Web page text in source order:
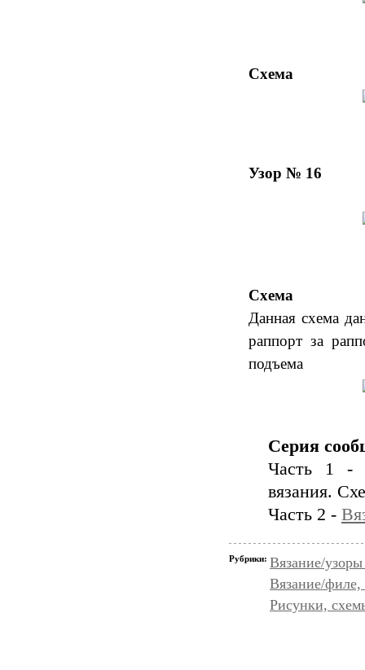
Схема
Узор № 16
Схема
Данная схема
раппорт за
подъема
Серия
Часть 1 -
вязания.
Часть 2 -
Рубрики: Вязание/
Вязание/филе,
Рисунки,